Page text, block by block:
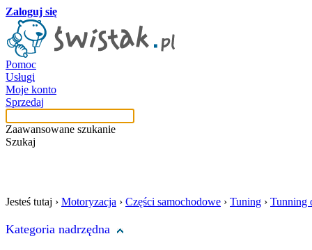
Zaloguj się
Pomoc
Usługi
Moje konto
Sprzedaj
Zaawansowane szukanie
Szukaj
Jesteś tutaj › Motoryzacja › Części samochodowe › Tuning › Tunning
Kategoria nadrzędna